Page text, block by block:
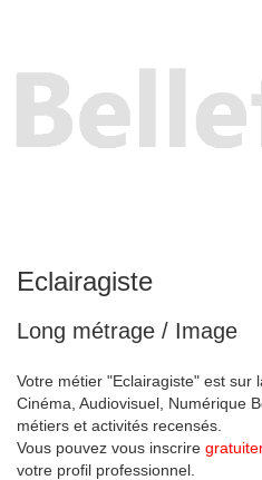
Eclairagiste
Long métrage / Image
Votre métier "Eclairagiste" est sur
Cinéma, Audiovisuel, Numérique
métiers et activités recensés.
Vous pouvez vous inscrire
votre profil professionnel.